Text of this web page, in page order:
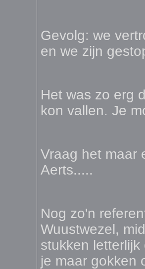
Gevolg: we
en we zijn
Het was zo erg
kon vallen. Je
Vraag het maar
Aerts.....
Nog zo'n
Wuustwezel,
stukken
je maar gokken